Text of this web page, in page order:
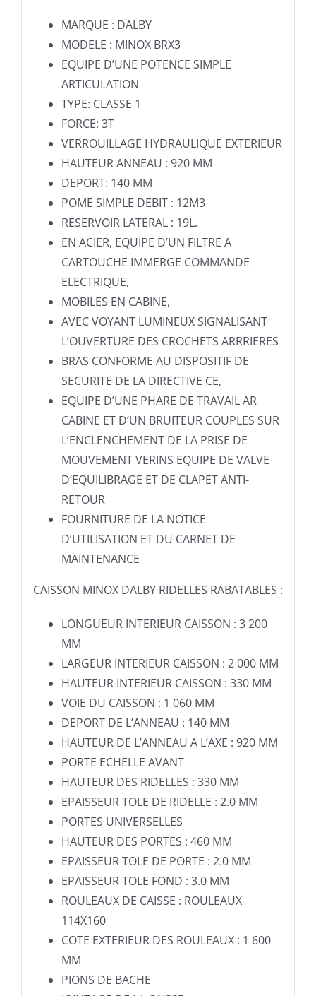
MARQUE : DALBY
MODELE : MINOX BRX3
EQUIPE D’UNE POTENCE SIMPLE
ARTICULATION
TYPE: CLASSE 1
FORCE: 3T
VERROUILLAGE HYDRAULIQUE EXTERIEUR
HAUTEUR ANNEAU : 920 MM
DEPORT: 140 MM
POME SIMPLE DEBIT : 12M3
RESERVOIR LATERAL : 19L.
EN ACIER, EQUIPE D’UN FILTRE A
CARTOUCHE IMMERGE COMMANDE
ELECTRIQUE,
MOBILES EN CABINE,
AVEC VOYANT LUMINEUX SIGNALISANT
L’OUVERTURE DES CROCHETS ARRRIERES
BRAS CONFORME AU DISPOSITIF DE
SECURITE DE LA DIRECTIVE CE,
EQUIPE D’UNE PHARE DE TRAVAIL AR
CABINE ET D’UN BRUITEUR COUPLES SUR
L’ENCLENCHEMENT DE LA PRISE DE
MOUVEMENT VERINS EQUIPE DE VALVE
D’EQUILIBRAGE ET DE CLAPET ANTI-
RETOUR
FOURNITURE DE LA NOTICE
D’UTILISATION ET DU CARNET DE
MAINTENANCE
CAISSON MINOX DALBY RIDELLES RABATABLES :
LONGUEUR INTERIEUR CAISSON : 3 200
MM
LARGEUR INTERIEUR CAISSON : 2 000 MM
HAUTEUR INTERIEUR CAISSON : 330 MM
VOIE DU CAISSON : 1 060 MM
DEPORT DE L’ANNEAU : 140 MM
HAUTEUR DE L’ANNEAU A L’AXE : 920 MM
PORTE ECHELLE AVANT
HAUTEUR DES RIDELLES : 330 MM
EPAISSEUR TOLE DE RIDELLE : 2.0 MM
PORTES UNIVERSELLES
HAUTEUR DES PORTES : 460 MM
EPAISSEUR TOLE DE PORTE : 2.0 MM
EPAISSEUR TOLE FOND : 3.0 MM
ROULEAUX DE CAISSE : ROULEAUX
114X160
COTE EXTERIEUR DES ROULEAUX : 1 600
MM
PIONS DE BACHE